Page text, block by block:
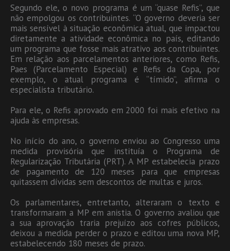
Segundo ele, o novo programa é um “quase Refis”, que
não empolgou os contribuintes. “O governo deveria ser
mais sensível à situação econômica atual, que impactou
diretamente a atividade econômica no país, editando
um programa que fosse mais atrativo aos contribuintes.
Em relação aos parcelamentos anteriores, como Refis,
Paes (Parcelamento Especial) e Refis da Copa, por
exemplo, o atual programa é “tímido”, afirma o
especialista tributário.
Para ele, o Refis aprovado em 2000 foi mais efetivo na
ajuda às empresas.
No início do ano, o governo enviou ao Congresso uma
medida provisória que instituía o Programa de
Regularização Tributária (PRT). A MP estabelecia prazo
de pagamento de 120 meses para que empresas
quitassem dívidas sem descontos de multas e juros.
Os parlamentares, entretanto, alteraram o texto e
transformaram a MP em anistia. O governo avaliou que
a sua aprovação traria prejuízo aos cofres públicos,
deixou a medida perder o prazo e editou uma nova MP,
estabelecendo 180 meses de prazo.